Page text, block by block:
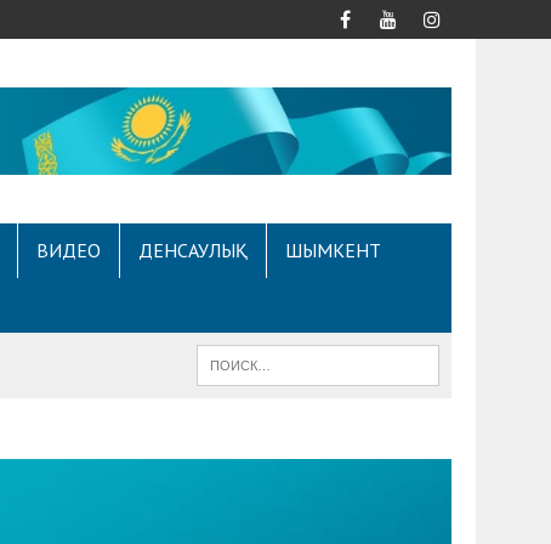
ВИДЕО ДЕНСАУЛЫҚ ШЫМКЕНТ